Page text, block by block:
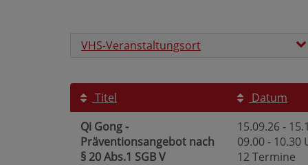
VHS-Veranstaltungsort
Titel Datum
Qi Gong -
Präventionsangebot nach
§ 20 Abs.1 SGB V
15.09.26 -
09.00 - 10.30
12 Termine